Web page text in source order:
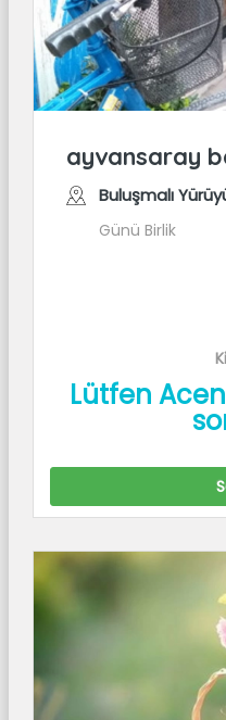
ayvansaray
Buluşmalı
Günü Birlik
Lütfen